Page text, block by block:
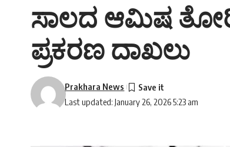
ಸಾಲದ ಆಮಿಷ
ಪ್ರಕರಣ ದಾಖಲು
Last updated: January 26, 2026 5:23 am
Prakhara News